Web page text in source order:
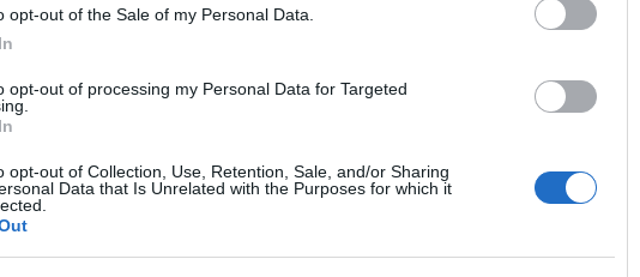
opt-out of the Sale of my Personal Data.
opt-out of processing my Personal Data for Targeted
opt-out of Collection, Use, Retention, Sale, and/or Sharing
Data that Is Unrelated with the Purposes for which it
απειλής ανήκουν το 18,7% των φυτών, το 22,6% των
το 28,3% των πουλιών, το 31,3% των θηλαστικών,
των ασπόνδυλων απειλούνται με εξαφάνιση.